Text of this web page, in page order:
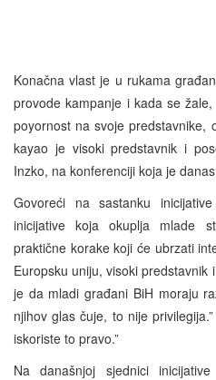
Konačna vlast je u rukama
provode kampanje i kada se
poyornost na svoje predstavnike,
kayao je visoki predstavnik i
Inzko, na konferenciji koja je
Govoreći na sastanku
inicijative koja okuplja mlade
praktične korake koji će ubrzati
Europsku uniju, visoki predstavnik
je da mladi građani BiH moraju
njihov glas čuje, to nije
iskoriste to pravo.”
Na današnjoj sjednici